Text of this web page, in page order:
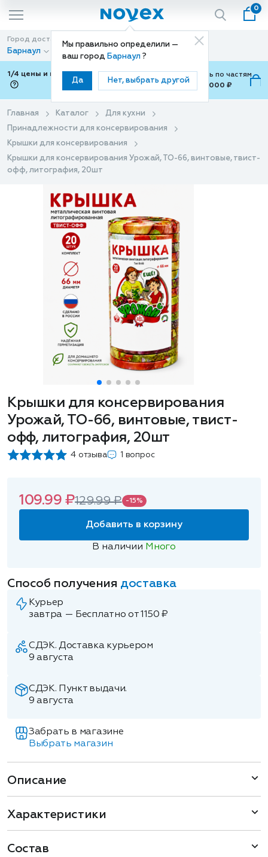
Мы правильно определили —
ваш город Барнаул ?
Да Нет, выбрать другой
0
Город доставки
Барнаул
Способ доставки
Доставка
1/4 цены и покупки ваши с Подели
Можно оплатить по частям
от 700 ₽ до 15,000 ₽
Главная Каталог
Для кухни
Принадлежности для консервирования
Крышки для консервирования
Крышки для консервирования Урожай, ТО-66, винтовые, твист-
офф, литография, 20шт
Крышки для консервирования
Урожай, ТО-66, винтовые, твист-
офф, литография, 20шт
4 отзыва 1 вопрос
109.99 ₽129.99 ₽ -15%
Добавить в корзину
В наличии Много
Способ получения доставка
Курьер
завтра — Бесплатно от 1150 ₽
СДЭК. Доставка курьером
9 августа
СДЭК. Пункт выдачи.
9 августа
Забрать в магазине
Выбрать магазин
Описание
Характеристики
Состав